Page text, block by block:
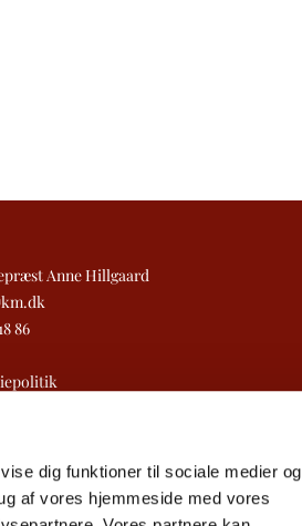
dig funktioner til sociale medier og
af vores hjemmeside med vores
Anne Hillgaard
86